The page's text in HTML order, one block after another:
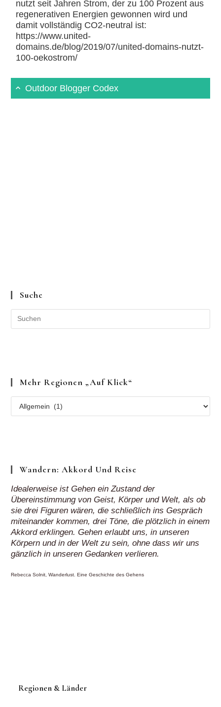
nutzt seit Jahren Strom, der zu 100 Prozent aus
regenerativen Energien gewonnen wird und
damit vollständig CO2-neutral ist:
https://www.united-
domains.de/blog/2019/07/united-domains-nutzt-
100-oekostrom/
Outdoor Blogger Codex
Suche
Mehr Regionen „auf Klick“
Regionen
Wandern: Akkord Und Reise
Idealerweise ist Gehen ein Zustand der
Übereinstimmung von Geist, Körper und Welt, als ob
sie drei Figuren wären, die schließlich ins Gespräch
miteinander kommen, drei Töne, die plötzlich in einem
Akkord erklingen. Gehen erlaubt uns, in unseren
Körpern und in der Welt zu sein, ohne dass wir uns
gänzlich in unseren Gedanken verlieren.
Rebecca Solnit, Wanderlust. Eine Geschichte des Gehens
Regionen & Länder